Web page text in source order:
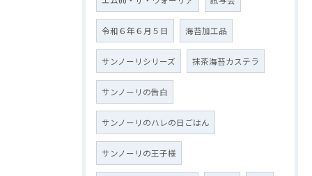
令和６年６月５日 海苔加工品
サンノーリシリーズ 抹茶海苔カステラ
サンノーリの告白
サンノーリのハレの日ごはん
サンノーリの王子様